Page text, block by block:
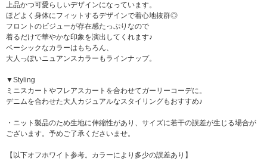
上品かつ可愛らしいデザインになっています。
ほどよく身体にフィットするデザインで着心地抜群◎
フロントのビジューが存在感たっぷりなので
着るだけで華やかな印象を演出してくれます♪
ベーシックなカラーはもちろん、
大人っぽいニュアンスカラーもラインナップ。
▼Styling
ミニスカートやフレアスカートを合わせてガーリーコーデに。
デニムを合わせた大人カジュアルなスタイリングもおすすめ♪
・ニット製品のため生地に伸縮性があり、サイズに若干の誤差が生じる場合が
ございます。予めご了承くださいませ。
【以下オフホワイト参考。カラーにより多少の誤差あり】